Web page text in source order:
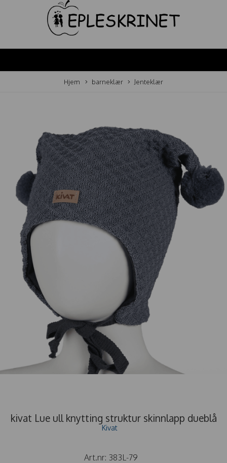
Hjem barneklær Jenteklær
kivat Lue ull knytting struktur skinnlapp dueblå
Kivat
Art.nr: 383L-79